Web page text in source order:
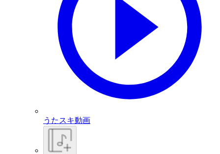
うたスキ動画